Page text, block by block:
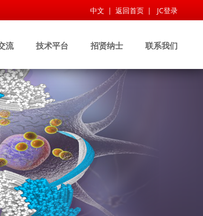
中文 | 返回首页 | JC登录
流 技术平台 招贤纳士 联系我们